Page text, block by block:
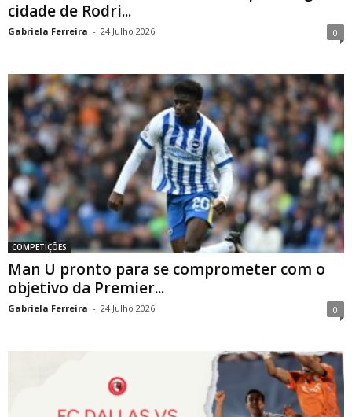
cidade de Rodri...
Gabriela Ferreira - 24 Julho 2026 0
COMPETIÇÕES
Man U pronto para se comprometer com o
objetivo da Premier...
Gabriela Ferreira - 24 Julho 2026 0